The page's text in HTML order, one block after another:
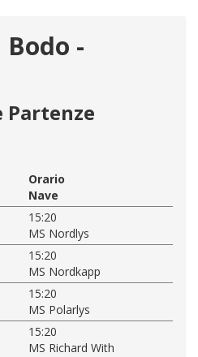
-
Partenze
Orario
Nave
15:20
MS Nordlys
15:20
MS Nordkapp
15:20
MS Polarlys
15:20
MS Richard With